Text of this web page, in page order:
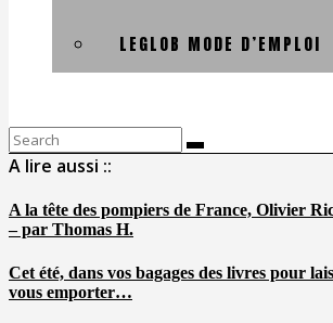
LEGLOB MODE D’EMPLOI
Search
for:
A lire aussi ::
A la tête des pompiers de France, Olivier
– par Thomas H.
Cet été, dans vos bagages des livres pour
vous emporter…